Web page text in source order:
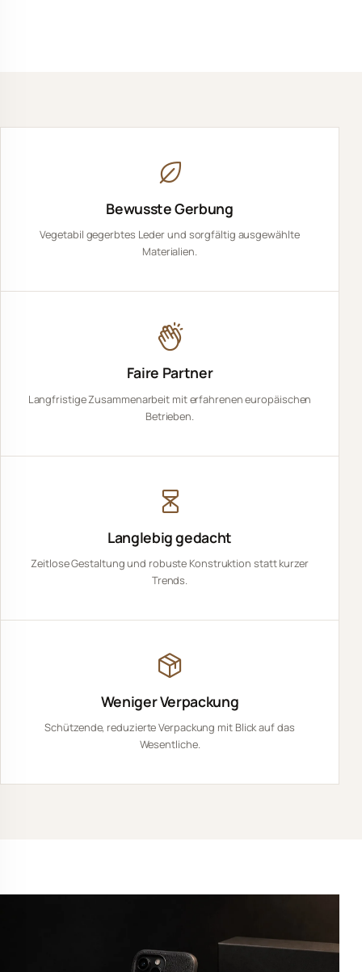
Bewusste Gerbung
Vegetabil gegerbtes Leder und sorgfältig ausgewählte
Materialien.
Faire Partner
Langfristige Zusammenarbeit mit erfahrenen europäischen
Betrieben.
Langlebig gedacht
Zeitlose Gestaltung und robuste Konstruktion statt kurzer
Trends.
Weniger Verpackung
Schützende, reduzierte Verpackung mit Blick auf das
Wesentliche.